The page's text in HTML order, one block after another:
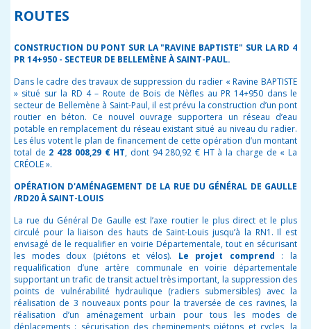
ROUTES
CONSTRUCTION DU PONT SUR LA "RAVINE BAPTISTE" SUR LA RD 4
PR 14+950 - SECTEUR DE BELLEMÈNE À SAINT-PAUL.
Dans le cadre des travaux de suppression du radier « Ravine BAPTISTE
» situé sur la RD 4 – Route de Bois de Nèfles au PR 14+950 dans le
secteur de Bellemène à Saint-Paul, il est prévu la construction d’un pont
routier en béton. Ce nouvel ouvrage supportera un réseau d’eau
potable en remplacement du réseau existant situé au niveau du radier.
Les élus votent le plan de financement de cette opération d’un montant
total de 2 428 008,29 € HT, dont 94 280,92 € HT à la charge de « La
CRÉOLE ».
OPÉRATION D'AMÉNAGEMENT DE LA RUE DU GÉNÉRAL DE GAULLE
/RD20 À SAINT-LOUIS
La rue du Général De Gaulle est l’axe routier le plus direct et le plus
circulé pour la liaison des hauts de Saint-Louis jusqu’à la RN1. Il est
envisagé de le requalifier en voirie Départementale, tout en sécurisant
les modes doux (piétons et vélos). Le projet comprend : la
requalification d’une artère communale en voirie départementale
supportant un trafic de transit actuel très important, la suppression des
points de vulnérabilité hydraulique (radiers submersibles) avec la
réalisation de 3 nouveaux ponts pour la traversée de ces ravines, la
réalisation d’un aménagement urbain pour tous les modes de